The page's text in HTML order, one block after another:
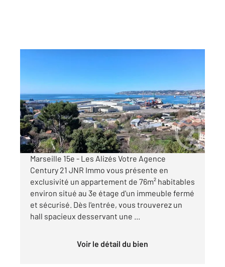
Ref : 11996
Appartement T4 à vendre
119 000 €
Visiter le site dédié
Marseille 15e - Les Alizés Votre Agence
Century 21 JNR Immo vous présente en
exclusivité un appartement de 76m² habitables
environ situé au 3e étage d'un immeuble fermé
et sécurisé. Dès l'entrée, vous trouverez un
hall spacieux desservant une ...
Voir le détail du bien